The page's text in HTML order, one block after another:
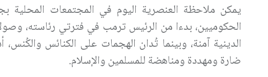
يمكن ملاحظة العنصرية اليوم في المجتمعات
الحكوميين، بدءا من الرئيس ترمب في فترتي رئاسته،
الدينية آمنة، وبينما تُدان الهجمات على الكنائس
ضارة ومهددة ومناهضة للمسلمين والإسلام.